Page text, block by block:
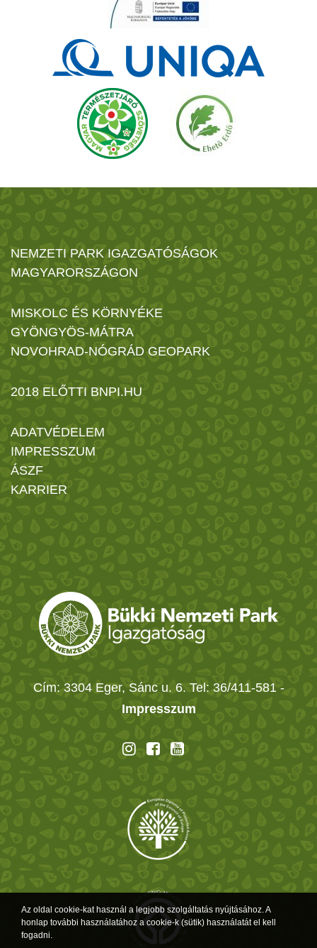
NEMZETI PARK IGAZGATÓSÁGOK
MAGYARORSZÁGON
MISKOLC ÉS KÖRNYÉKE
GYÖNGYÖS-MÁTRA
NOVOHRAD-NÓGRÁD GEOPARK
2018 ELŐTTI BNPI.HU
ADATVÉDELEM
IMPRESSZUM
ÁSZF
KARRIER
Cím: 3304 Eger, Sánc u. 6. Tel: 36/411-581 -
Impresszum
Az oldal cookie-kat használ a legjobb szolgáltatás nyújtásához. A
honlap további használatához a cookie-k (sütik) használatát el kell
fogadni.